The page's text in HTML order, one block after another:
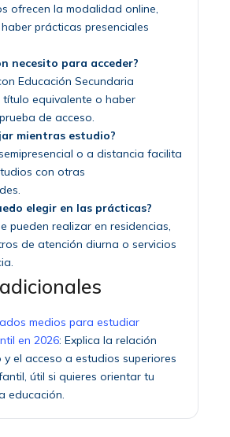
ofrecen la modalidad online,
prácticas presenciales
necesito para acceder?
Educación Secundaria
equivalente o haber
de acceso.
mientras estudio?
o a distancia facilita
con otras
elegir en las prácticas?
pueden realizar en residencias,
de atención diurna o servicios
medios para estudiar
en 2026: Explica la relación
y el acceso a estudios superiores
útil si quieres orientar tu
educación.